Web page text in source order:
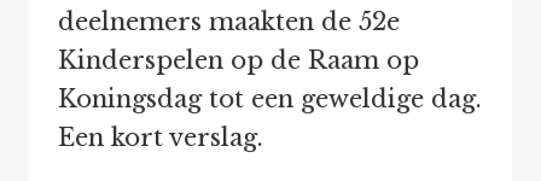
deelnemers maakten de 52e
Kinderspelen op de Raam op
Koningsdag tot een geweldige dag.
Een kort verslag.